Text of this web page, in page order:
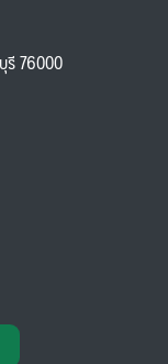
รี 76000